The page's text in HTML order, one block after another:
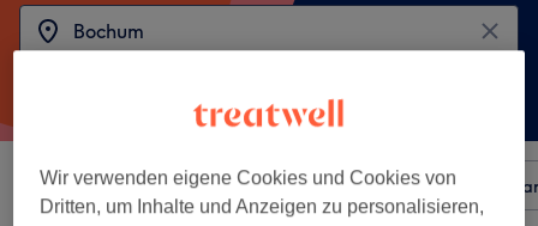
Sortieren nach Beliebiger Preis Besonderheiten
Wir verwenden eigene Cookies und Cookies von
Dritten, um Inhalte und Anzeigen zu personalisieren,